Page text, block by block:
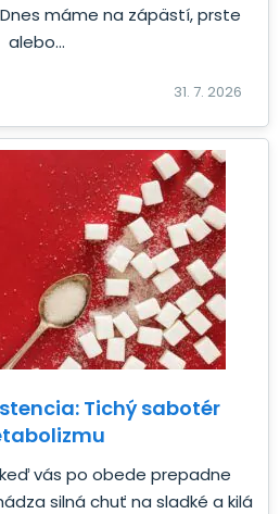
máme na zápästí, prste
alebo...
31. 7. 2026
Tichý sabotér
vás po obede prepadne
silná chuť na sladké a kilá